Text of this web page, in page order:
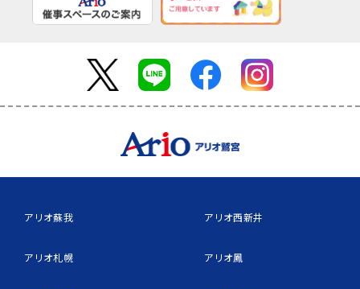
アリオ蘇我
アリオ札幌
アリオ西新井
アリオ鳳